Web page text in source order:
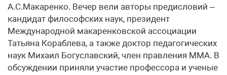
А.С.Макаренко. Вечер вели авторы предисловий –
кандидат философских наук, президент
Международной макаренковской ассоциации
Татьяна Кораблева, а также доктор педагогических
наук Михаил Богуславский, член правления ММА. В
обсуждении приняли участие профессора и ученые